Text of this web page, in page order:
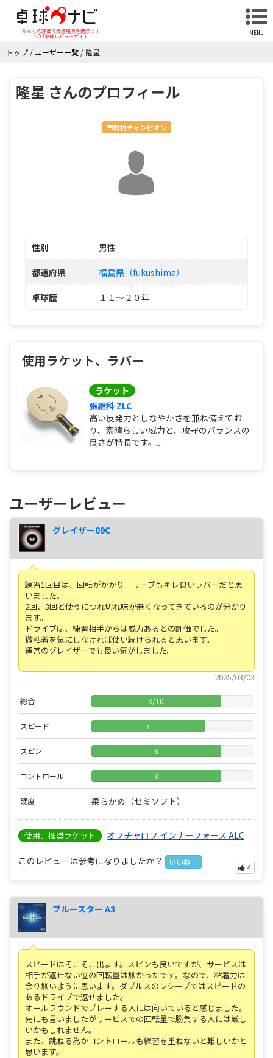
みんなの評価で最適用具を選ぼう！
NO.1卓球レビューサイト
MENU
トップ / ユーザー一覧 / 隆星
隆星 さんのプロフィール
市町村チャンピオン
性別 男性
都道府県 福島県（fukushima）
卓球歴 １１～２０年
使用ラケット、ラバー
ラケット
張継科 ZLC
高い反発力としなやかさを兼ね備えてお
り、素晴らしい威力と、攻守のバランスの
良さが特長です。...
ユーザーレビュー
グレイザー09C
練習1回目は、回転がかかり サーブもキレ良いラバーだと思
いました。
2回、3回と使うにつれ切れ味が無くなってきているのが分かり
ます。
ドライブは、練習相手からは威力あるとの評価でした。
微粘着を気にしなければ使い続けられると思います。
通常のグレイザーでも良い気がしました。
2025/03/03
総合 8/10
スピード 7
スピン 8
コントロール 8
硬度 柔らかめ（セミソフト）
使用、推奨ラケット オフチャロフ インナーフォース ALC
このレビューは参考になりましたか？ いいね！
4
ブルースター A3
スピードはそこそこ出ます。スピンも良いですが、サービスは
相手が返せない位の回転量は無かったです。なので、粘着力は
余り無いように思います。ダブルスのレシーブではスピードの
あるドライブで返せました。
オールラウンドでプレーする人には向いていると感じました。
先にも言いましたがサービスでの回転量で勝負する人には厳し
いかもしれません。
また、跳ねる為かコントロールも練習を重ねないと難しいかと
思います。